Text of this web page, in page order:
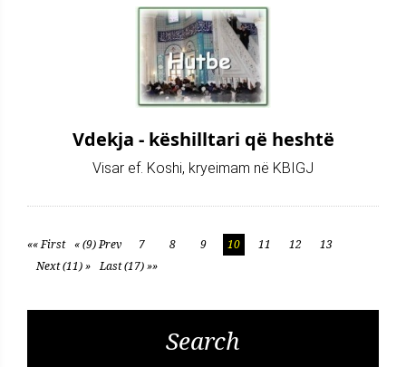
Vdekja - këshilltari që heshtë
Visar ef. Koshi, kryeimam në KBIGJ
«« First « (9) Prev 7 8 9 10 11 12
13
Next (11) » Last (17) »»
Search